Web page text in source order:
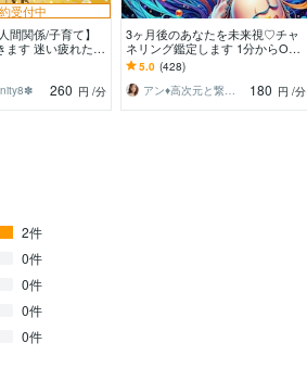
受付中
間関係/子育て】
ます 迷い疲れた心
を。ご家族の相談
260 円 /分
3ヶ月後のあなたを未来視♡チャ
ネリング鑑定します 1分からOK
♡恋愛、仕事、あなたの未来気に
なる事お伝えします
5.0 (428)
アン♦︎高次元と繋ぐ神の使い♦︎
180 円 /分
2件
0件
0件
0件
0件